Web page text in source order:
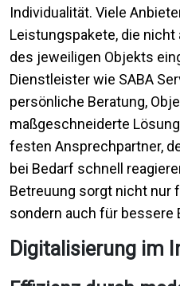
Individualität. Viele
Leistungspakete, die
des jeweiligen Objekts
Dienstleister wie SABA
persönliche Beratung,
maßgeschneiderte
festen Ansprechpartner,
bei Bedarf schnell
Betreuung sorgt nicht nur
sondern auch für bessere
Digitalisierung im